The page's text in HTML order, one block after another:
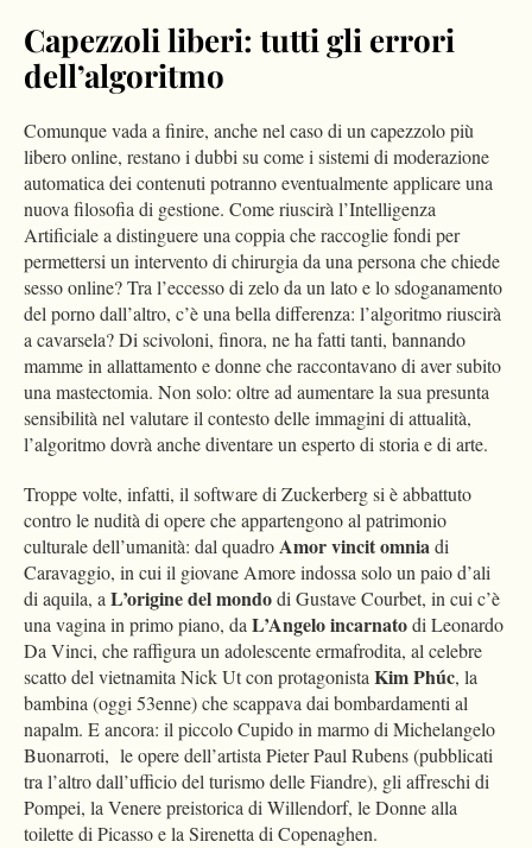
Capezzoli liberi: tutti gli errori
dell’algoritmo
Comunque vada a finire, anche nel caso di un capezzolo più
libero online, restano i dubbi su come i sistemi di moderazione
automatica dei contenuti potranno eventualmente applicare una
nuova filosofia di gestione. Come riuscirà l’Intelligenza
Artificiale a distinguere una coppia che raccoglie fondi per
permettersi un intervento di chirurgia da una persona che chiede
sesso online? Tra l’eccesso di zelo da un lato e lo sdoganamento
del porno dall’altro, c’è una bella differenza: l’algoritmo riuscirà
a cavarsela? Di scivoloni, finora, ne ha fatti tanti, bannando
mamme in allattamento e donne che raccontavano di aver subito
una mastectomia. Non solo: oltre ad aumentare la sua presunta
sensibilità nel valutare il contesto delle immagini di attualità,
l’algoritmo dovrà anche diventare un esperto di storia e di arte.
Troppe volte, infatti, il software di Zuckerberg si è abbattuto
contro le nudità di opere che appartengono al patrimonio
culturale dell’umanità: dal quadroAmor vincit omniadi
Caravaggio, in cui il giovane Amore indossa solo un paio d’ali
di aquila, aL’origine del mondodi Gustave Courbet, in cui c’è
una vagina in primo piano, daL’Angelo incarnatodi Leonardo
Da Vinci, che raffigura un adolescente ermafrodita, al celebre
scatto del vietnamita Nick Ut con protagonistaKim Phúc, la
bambina (oggi 53enne) che scappava dai bombardamenti al
napalm. E ancora: il piccolo Cupido in marmo di Michelangelo
Buonarroti, le opere dell’artista Pieter Paul Rubens (pubblicati
tra l’altro dall’ufficio del turismo delle Fiandre), gli affreschi di
Pompei, la Venere preistorica di Willendorf, le Donne alla
toilette di Picasso e la Sirenetta di Copenaghen.